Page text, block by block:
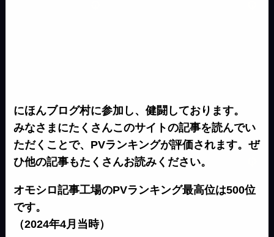
にほんブログ村に参加し、健闘しております。
みなさまにたくさんこのサイトの記事を読んでい
ただくことで、PVランキングが評価されます。ぜ
ひ他の記事もたくさんお読みください。
オモシロ記事工場のPVランキング最高位は500位
です。
（2024年4月当時）